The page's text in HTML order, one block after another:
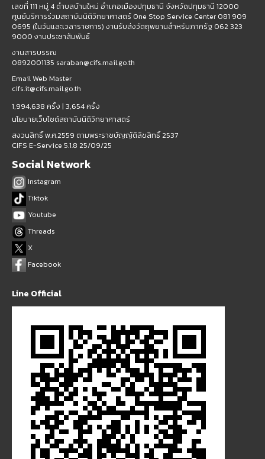
เลขที่ 111 หมู่ 4 ตำบลบ้านใหม่ อำเภอเมืองปทุมธานี จังหวัดปทุมธานี 12000
ศูนย์บริการร่วมสถาบันนิติวิทยาศาสตร์ One Stop Service Center 081 909
0695 (ในวันและเวลาราชการ) งานรับส่งวัตถุพยานสำหรับภาครัฐ 062 323
9000 งานประชาสัมพันธ์
งานสารบรรณ
0892001135 saraban@cifs.mail.go.th
Email Web Master
cifs.it@cifs.mail.go.th
1,994,638 ครั้ง | 3,654 ครั้ง
นโยบายเว็บไซต์สถาบันนิติวิทยาศาสตร์
สงวนสิทธิ์ พ.ศ.2559 ตามพระราชบัญญัติลิขสิทธิ์ 2537
CIFS E-Service 5.1.8 25/09/25
Social Network
Instagram
Tiktok
Youtube
Threads
X
Facebook
Line Official